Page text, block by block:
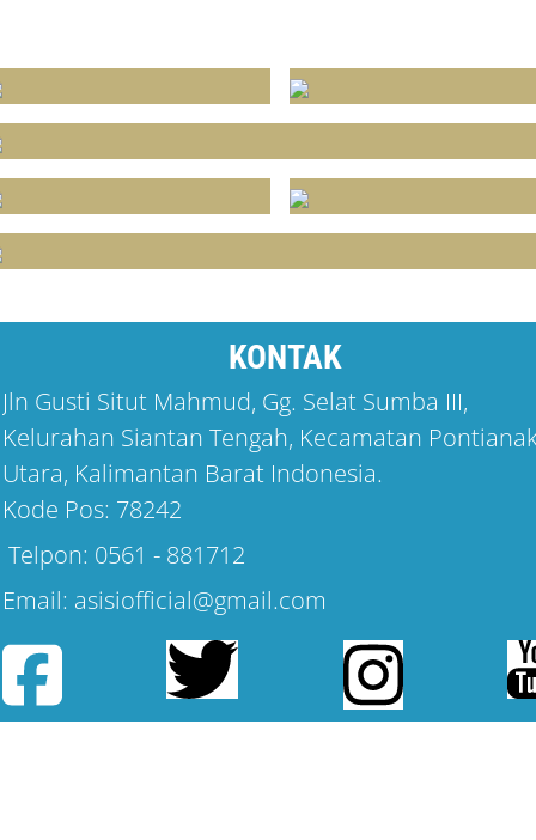
KONTAK
Jln Gusti Situt Mahmud, Gg. Selat Sumba III,
Kelurahan Siantan Tengah, Kecamatan
Utara, Kalimantan Barat Indonesia.
Kode Pos: 78242
Telpon: 0561 - 881712
Email: asisiofficial@gmail.com